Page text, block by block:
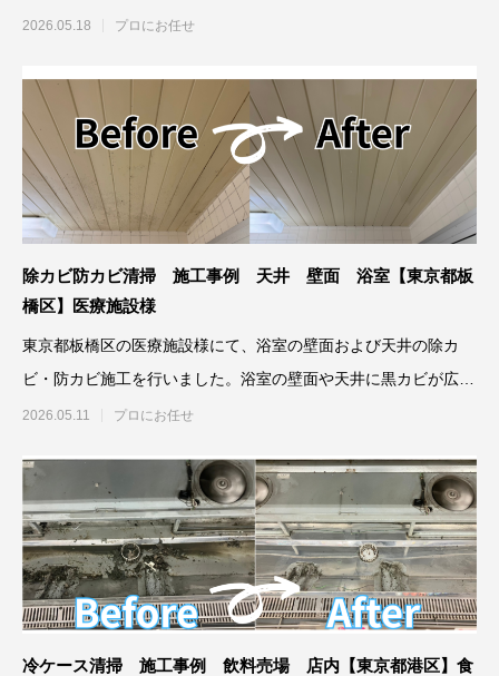
が確認されま
2026.05.18 プロにお任せ
除カビ防カビ清掃 施工事例 天井 壁面 浴室【東京都板
橋区】医療施設様
東京都板橋区の医療施設様にて、浴室の壁面および天井の除カ
ビ・防カビ施工を行いました。浴室の壁面や天井に黒カビが広範
囲に発
2026.05.11 プロにお任せ
冷ケース清掃 施工事例 飲料売場 店内【東京都港区】食